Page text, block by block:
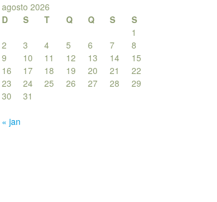
agosto 2026
D
S T Q Q S
S
1
2
3 4 5 6 7
8
9
10 11 12 13 14
15
16
17 18 19 20 21
22
23
24 25 26 27 28
29
30
31
« jan